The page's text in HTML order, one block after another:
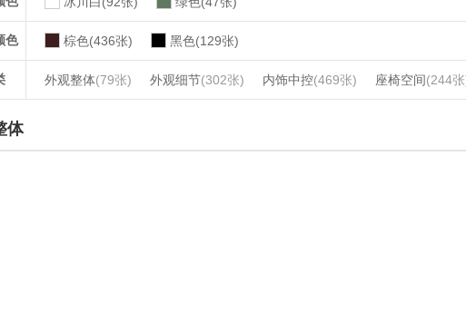
色 棕色(436张) 黑色(129张)
外观整体(79张) 外观细节(302张) 内饰中控(469张) 座椅空间(244
体